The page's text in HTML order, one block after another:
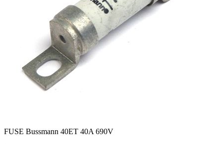
FUSE Bussmann 40ET 40A 690V